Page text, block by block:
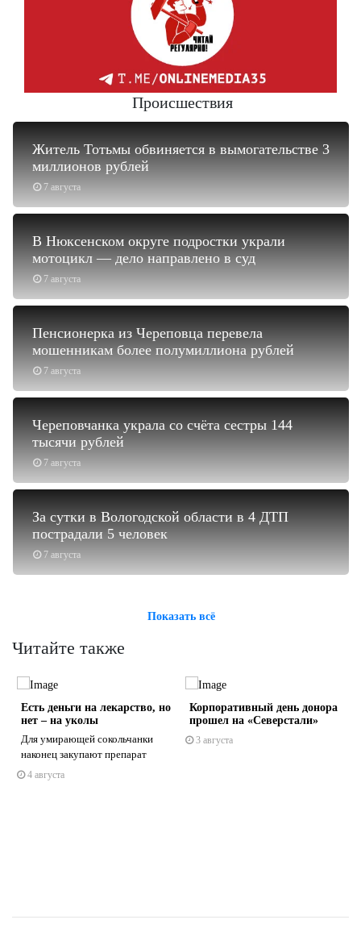
Происшествия
7 августа
Житель Тотьмы обвиняется в вымогательстве 3
миллионов рублей
7 августа
В Нюксенском округе подростки украли
мотоцикл — дело направлено в суд
7 августа
Пенсионерка из Череповца перевела
мошенникам более полумиллиона рублей
7 августа
Череповчанка украла со счёта сестры 144
тысячи рублей
7 августа
За сутки в Вологодской области в 4 ДТП
пострадали 5 человек
Показать всё
Читайте также
Есть деньги на лекарство, но
нет – на уколы
Для умирающей сокольчанки
наконец закупают препарат
4 августа
Корпоративный день донора
прошел на «Северстали»
3 августа